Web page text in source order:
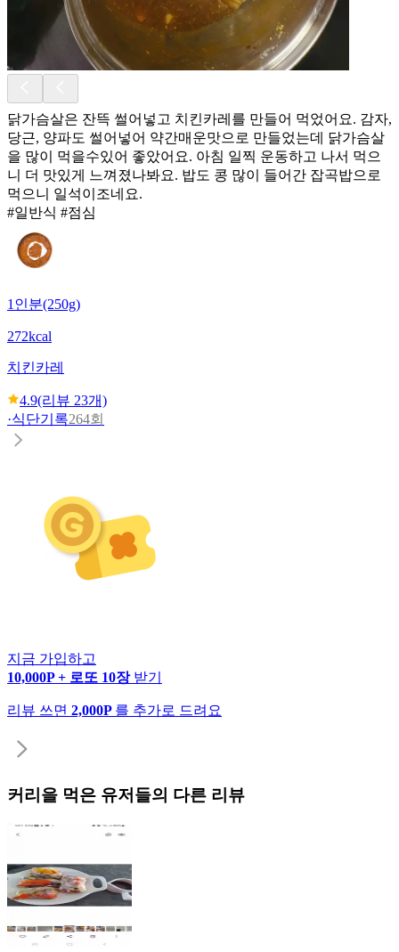
닭가슴살은 잔뜩 썰어넣고 치킨카레를 만들어 먹었어요. 감자,
당근, 양파도 썰어넣어 약간매운맛으로 만들었는데 닭가슴살
을 많이 먹을수있어 좋았어요. 아침 일찍 운동하고 나서 먹으
니 더 맛있게 느껴졌나봐요. 밥도 콩 많이 들어간 잡곡밥으로
먹으니 일석이조네요.
#일반식 #점심
1인분(250g)
272kcal
치킨카레
4.9(리뷰 23개)
·식단기록264회
지금 가입하고
10,000P + 로또 10장 받기
리뷰 쓰면 2,000P 를 추가로 드려요
커리 을 먹은 유저들의 다른 리뷰